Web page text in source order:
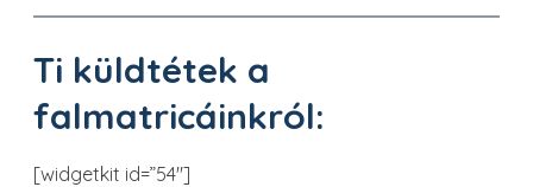
Ti küldtétek a
falmatricáinkról:
[widgetkit id=”54″]